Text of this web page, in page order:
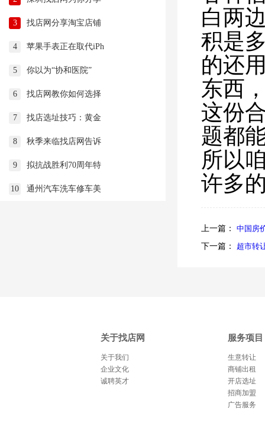
3 找店网分享淘宝店铺
4 苹果手表正在取代iPh
5 你以为“协和医院”
6 找店网教你如何选择
7 找店选址技巧：黄金
8 秋季来临找店网告诉
9 拟抗战胜利70周年特
10 通州汽车洗车修车美
白两
积是
的还
东西
这份
题都
所以
许多
上一篇：
中国房
下一篇：
超市转
关于找店网
关于我们
企业文化
诚聘英才
服务项目
生意转让
商铺出租
开店选址
招商加盟
广告服务